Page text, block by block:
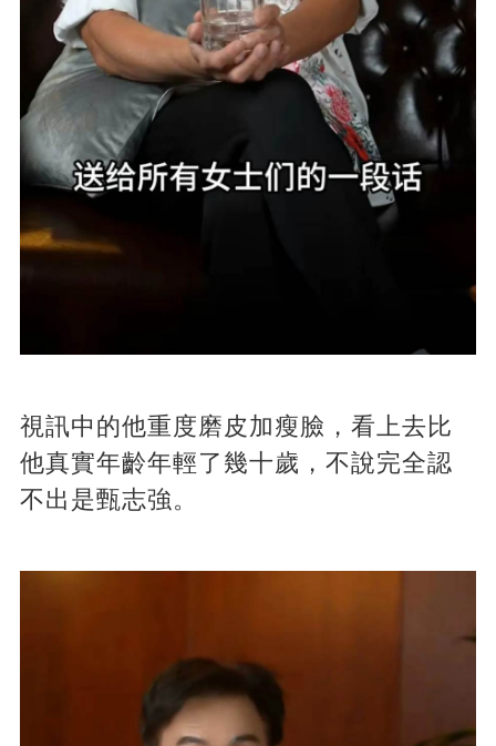
視訊中的他重度磨皮加瘦臉，看上去比
他真實年齡年輕了幾十歲，不說完全認
不出是甄志強。